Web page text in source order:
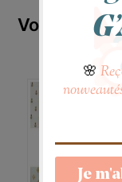
Vous